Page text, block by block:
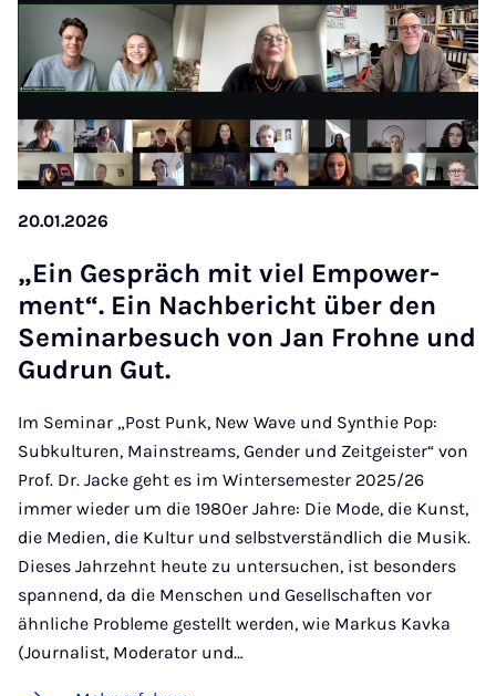
20.01.2026
„Ein Ge­spräch mit viel Em­po­w­er­
ment“. Ein Nach­be­richt über den
Se­mi­na­r­be­such von Jan Froh­ne und
Gu­d­run Gut.
Im Seminar „Post Punk, New Wave und Synthie Pop:
Subkulturen, Mainstreams, Gender und Zeitgeister“ von
Prof. Dr. Jacke geht es im Wintersemester 2025/26
immer wieder um die 1980er Jahre: Die Mode, die Kunst,
die Medien, die Kultur und selbstverständlich die Musik.
Dieses Jahrzehnt heute zu untersuchen, ist besonders
spannend, da die Menschen und Gesellschaften vor
ähnliche Probleme gestellt werden, wie Markus Kavka
(Journalist, Moderator und…